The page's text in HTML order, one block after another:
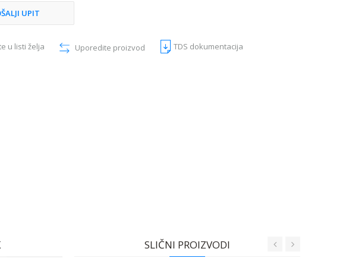
UPIT
u listi želja Uporedite proizvod TDS dokumentacija
SLIČNI PROIZVODI